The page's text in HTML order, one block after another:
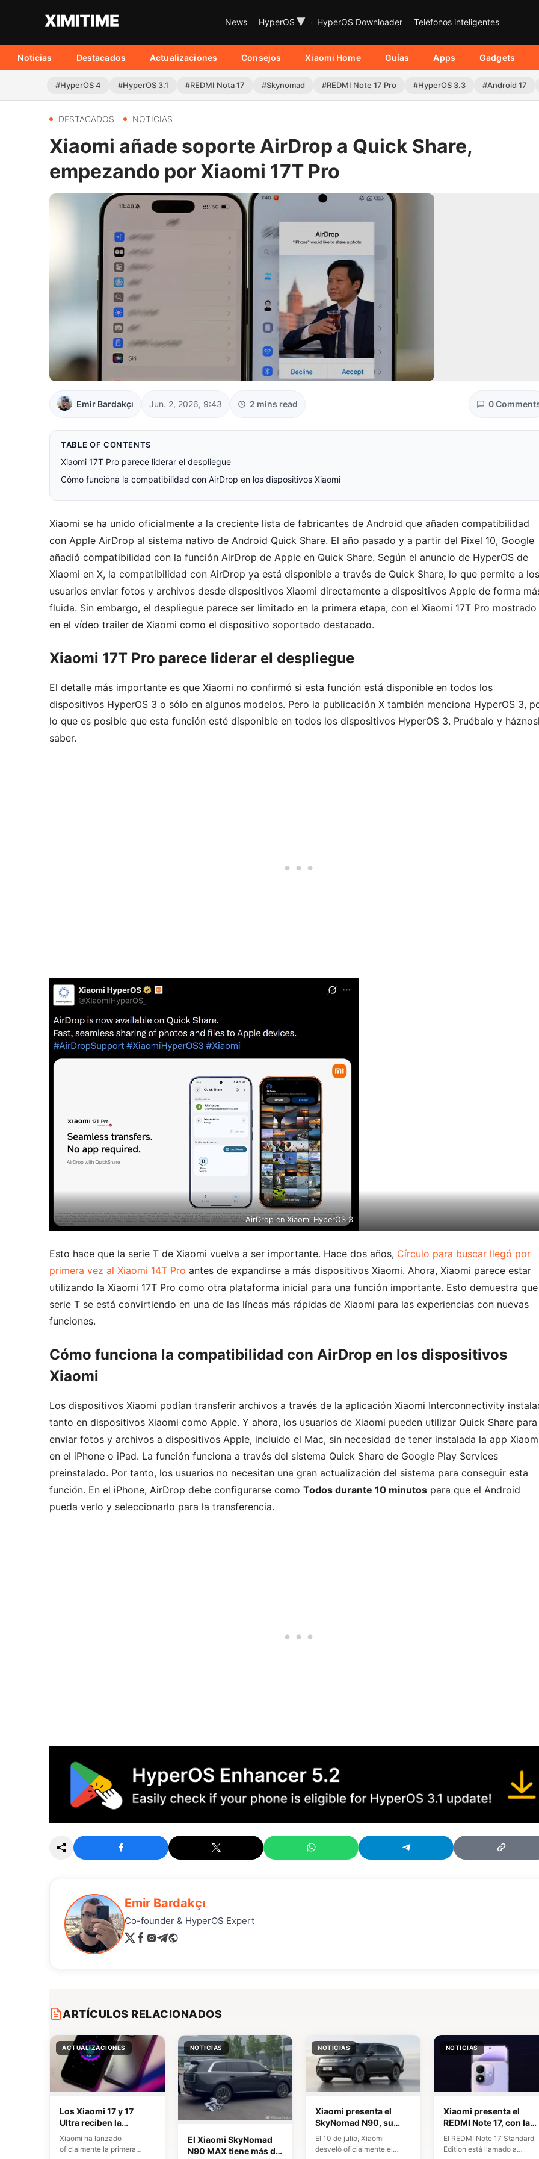
News HyperOS ▾ HyperOS Downloader Teléfonos inteligentes
Noticias Destacados Actualizaciones Consejos Xiaomi Home Guías Apps Gadgets
#HyperOS 4 #HyperOS 3.1 #REDMI Nota 17 #Skynomad #REDMI Note 17 Pro #HyperOS 3.3 #Android 17
DESTACADOS NOTICIAS
Xiaomi añade soporte AirDrop a Quick Share,
empezando por Xiaomi 17T Pro
Emir Bardakçı Jun. 2, 2026, 9:43 2 mins read 0
TABLE OF CONTENTS
Xiaomi 17T Pro parece liderar el despliegue
Cómo funciona la compatibilidad con AirDrop en los dispositivos Xiaomi
Xiaomi se ha unido oficialmente a la creciente lista de fabricantes de Android que añaden compatibilidad
con Apple AirDrop al sistema nativo de Android Quick Share. El año pasado y a partir del Pixel 10, Google
añadió compatibilidad con la función AirDrop de Apple en Quick Share. Según el anuncio de HyperOS de
Xiaomi en X, la compatibilidad con AirDrop ya está disponible a través de Quick Share, lo que permite a los
usuarios enviar fotos y archivos desde dispositivos Xiaomi directamente a dispositivos Apple de forma
fluida. Sin embargo, el despliegue parece ser limitado en la primera etapa, con el Xiaomi 17T Pro mostrado
en el vídeo trailer de Xiaomi como el dispositivo soportado destacado.
Xiaomi 17T Pro parece liderar el despliegue
El detalle más importante es que Xiaomi no confirmó si esta función está disponible en todos los
dispositivos HyperOS 3 o sólo en algunos modelos. Pero la publicación X también menciona HyperOS 3,
lo que es posible que esta función esté disponible en todos los dispositivos HyperOS 3. Pruébalo y
saber.
AirDrop en Xiaomi HyperOS 3
Esto hace que la serie T de Xiaomi vuelva a ser importante. Hace dos años, Círculo para buscar llegó por
primera vez al Xiaomi 14T Pro antes de expandirse a más dispositivos Xiaomi. Ahora, Xiaomi parece estar
utilizando la Xiaomi 17T Pro como otra plataforma inicial para una función importante. Esto demuestra
serie T se está convirtiendo en una de las líneas más rápidas de Xiaomi para las experiencias con nuevas
funciones.
Cómo funciona la compatibilidad con AirDrop en los dispositivos
Xiaomi
Los dispositivos Xiaomi podían transferir archivos a través de la aplicación Xiaomi Interconnectivity
tanto en dispositivos Xiaomi como Apple. Y ahora, los usuarios de Xiaomi pueden utilizar Quick Share para
enviar fotos y archivos a dispositivos Apple, incluido el Mac, sin necesidad de tener instalada la app
en el iPhone o iPad. La función funciona a través del sistema Quick Share de Google Play Services
preinstalado. Por tanto, los usuarios no necesitan una gran actualización del sistema para conseguir esta
función. En el iPhone, AirDrop debe configurarse como Todos durante 10 minutos para que el Android
pueda verlo y seleccionarlo para la transferencia.
Emir Bardakçı
Co-founder & HyperOS Expert
ARTÍCULOS RELACIONADOS
ACTUALIZACIONES
Los Xiaomi 17 y 17
Ultra reciben la
actualización a
Android 17 con
correcciones clave de
Xiaomi ha lanzado
oficialmente la primera
NOTICIAS
El Xiaomi SkyNomad
N90 MAX tiene más de
NOTICIAS
Xiaomi presenta el
SkyNomad N90, su
primer SUV inteligente
con un espacio interior
El 10 de julio, Xiaomi
desveló oficialmente el
NOTICIAS
Xiaomi presenta el
REDMI Note 17, con la
pantalla OLED más
grande y una batería
El REDMI Note 17 Standard
Edition está llamado a